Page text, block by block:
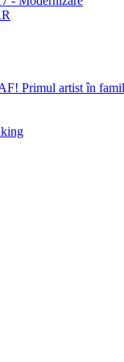
Primul artist în